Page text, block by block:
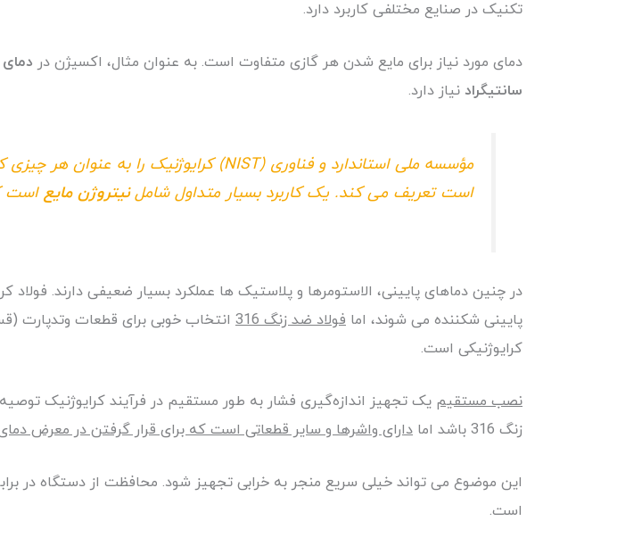
تکنیک در صنایع مختلفی کاربرد دارد.
دمای مورد نیاز برای مایع شدن هر گازی متفاوت است. به عنوان مثال، اکسیژن در دمای
سانتیگراد نیاز دارد.
مؤسسه ملی استاندارد و فناوری (NIST) کرایوژنیک را به عنوان هر چیزی که شامل
است تعریف می کند. یک کاربرد بسیار متداول شاملنیتروژن مایعاست
در چنین دماهای پایینی، الاستومرها و پلاستیک ها عملکرد بسیار ضعیفی دارند.
پایینی شکننده می شوند، اما فولاد ضد زنگ 316
انتخاب خوبی برای قطعات وتدپارت
کرایوژنیکی است.
نصب مستقیم یک تجهیز اندازه‌گیری فشار به طور مستقیم در فرآیند کرایوژنیک
زنگ 316 باشد اما
دارای واشرها و سایر قطعاتی است که برای قرار گرفتن در معرض
این موضوع می تواند خیلی سریع منجر به خرابی تجهیز شود. محافظت از دستگاه در
است.